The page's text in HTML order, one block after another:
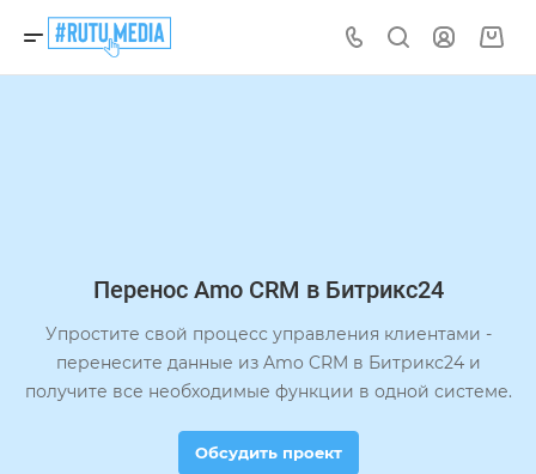
Перенос Amo CRM в Битрикс24
Упростите свой процесс управления клиентами -
перенесите данные из Amo CRM в Битрикс24 и
получите все необходимые функции в одной системе.
Обсудить проект